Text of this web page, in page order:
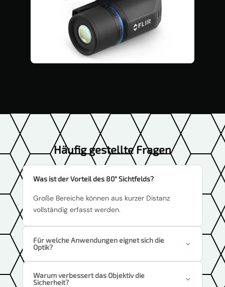
Häufig gestellte Fragen
Was ist der Vorteil des 80° Sichtfelds?
Große Bereiche können aus kurzer Distanz
vollständig erfasst werden.
Für welche Anwendungen eignet sich die
Optik?
Warum verbessert das Objektiv die
Sicherheit?